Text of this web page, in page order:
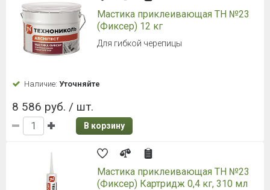
Мастика приклеивающая ТН №23
(Фиксер) 12 кг
Для гибкой черепицы
Наличие: Уточняйте
8 586 руб. / шт.
В корзину
Мастика приклеивающая ТН №23
(Фиксер) Картридж 0,4 кг, 310 мл